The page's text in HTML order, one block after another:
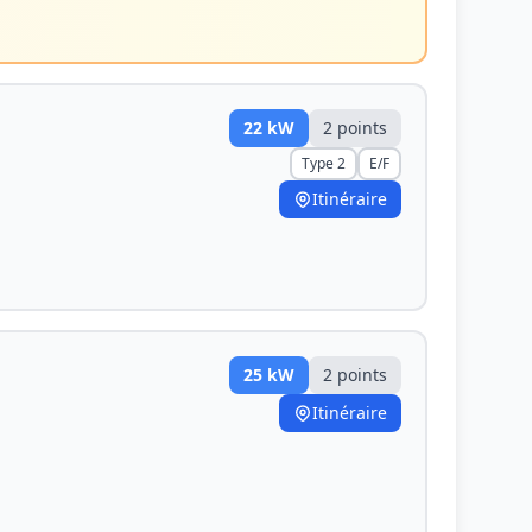
22 kW 2 points
Type 2 E/F
Itinéraire
25 kW 2 points
Itinéraire